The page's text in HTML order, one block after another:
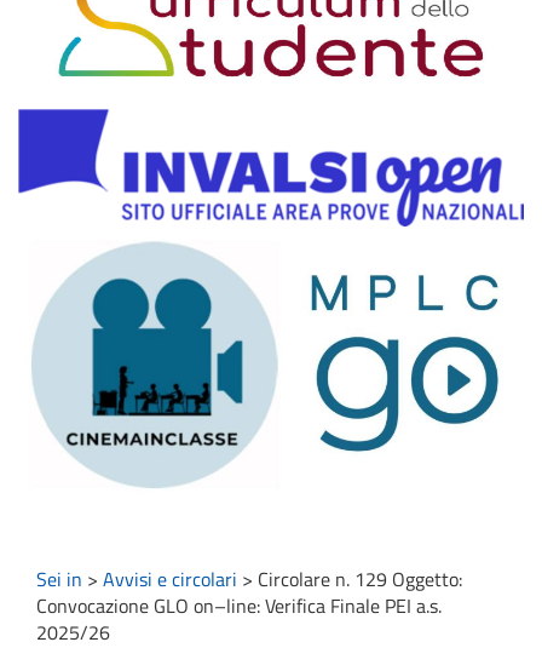
Sei in > Avvisi e circolari > Circolare n. 129 Oggetto:
Convocazione GLO on–line: Verifica Finale PEI a.s.
2025/26